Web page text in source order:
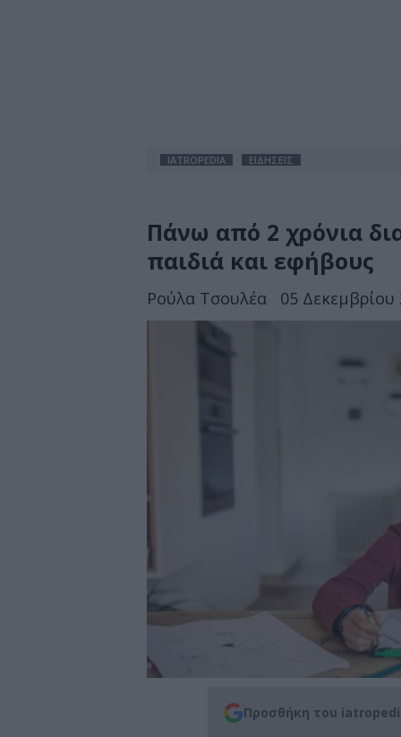
IATROPEDIA ΕΙΔΗΣΕΙΣ
Πάνω από 2 χρόνια
παιδιά και εφήβους
Ρούλα Τσουλέα 05
Προσθήκη του